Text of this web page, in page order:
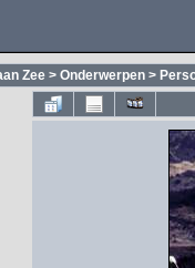
Zee > Onderwerpen >